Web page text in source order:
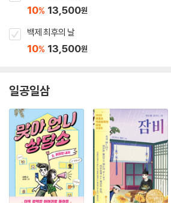
10% 13,500원
백제 최후의 날
10% 13,500원
일공일삼